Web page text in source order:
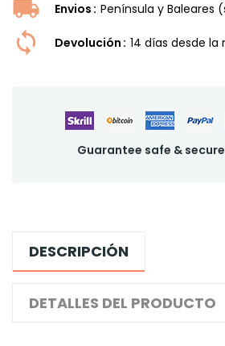
Envios Península y Baleares
Devolución 14 dí­as desde la
Guarantee safe &
DESCRIPCIÓN
DETALLES DEL PRODUCTO